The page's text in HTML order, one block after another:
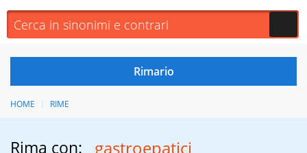
HOME RIME
Rima con: gastroepatici